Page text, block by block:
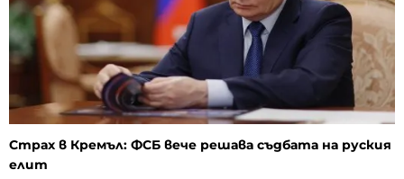
Страх в Кремъл: ФСБ вече решава съдбата на руския
елит